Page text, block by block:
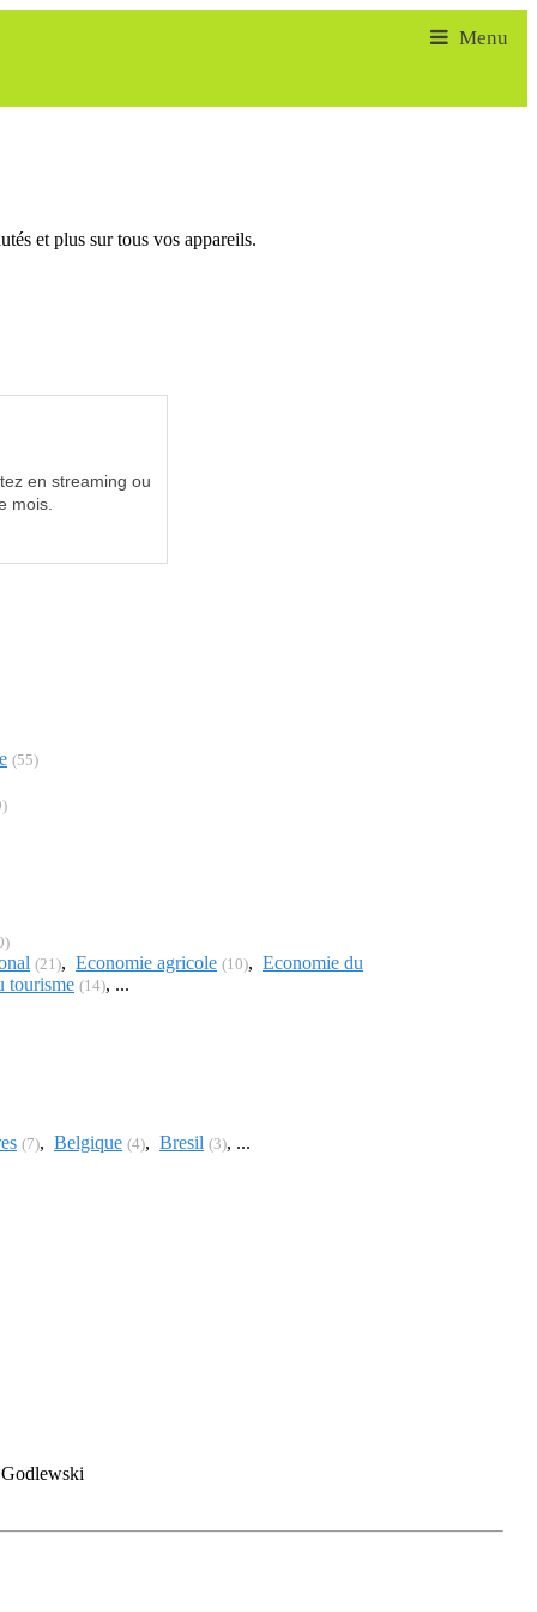
et plus sur tous vos appareils.
en streaming ou
mois.
(55)
(21), Economie agricole (10), Economie du
tourisme (14), ...
(7), Belgique (4), Bresil (3), ...